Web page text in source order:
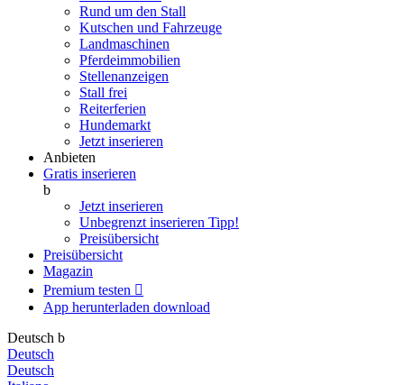
Rund um den Stall
Kutschen und Fahrzeuge
Landmaschinen
Pferdeimmobilien
Stellenanzeigen
Stall frei
Reiterferien
Hundemarkt
Jetzt inserieren
Anbieten
Gratis inserieren
b
Jetzt inserieren
Unbegrenzt inserieren Tipp!
Preisübersicht
Preisübersicht
Magazin
Premium testen 
App herunterladen download
Deutsch b
Deutsch
Deutsch